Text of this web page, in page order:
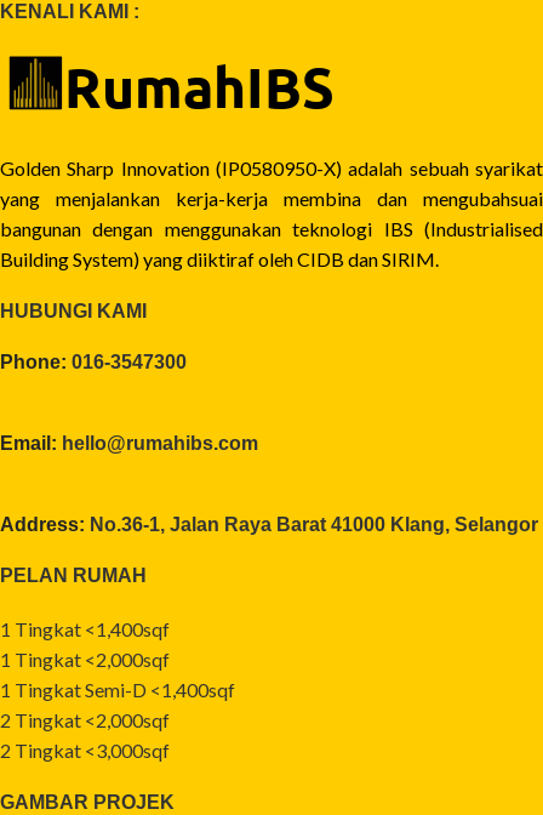
KENALI KAMI :
Golden Sharp Innovation (IP0580950-X) adalah sebuah syarikat
yang menjalankan kerja-kerja membina dan mengubahsuai
bangunan dengan menggunakan teknologi IBS (Industrialised
Building System) yang diiktiraf oleh CIDB dan SIRIM.
HUBUNGI KAMI
Phone: 016-3547300
Email: hello@rumahibs.com
Address: No.36-1, Jalan Raya Barat 41000 Klang, Selangor
PELAN RUMAH
1 Tingkat <1,400sqf
1 Tingkat <2,000sqf
1 Tingkat Semi-D <1,400sqf
2 Tingkat <2,000sqf
2 Tingkat <3,000sqf
GAMBAR PROJEK